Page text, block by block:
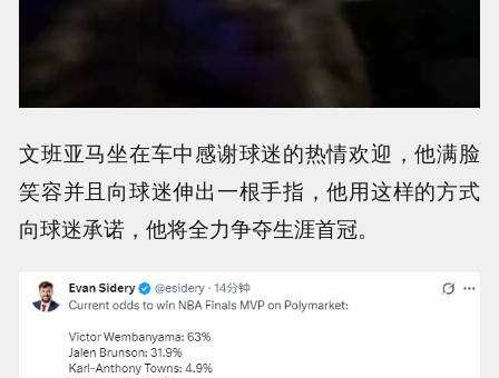
文班亚马坐在车中感谢球迷的热情欢迎，他满脸
笑容并且向球迷伸出一根手指，他用这样的方式
向球迷承诺，他将全力争夺生涯首冠。